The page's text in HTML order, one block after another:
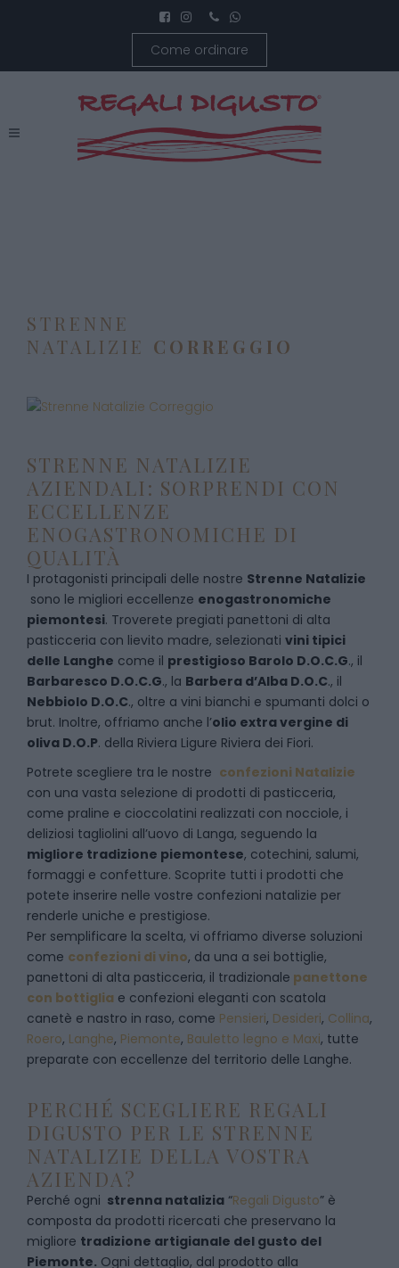
Come ordinare
STRENNE
NATALIZIE CORREGGIO
STRENNE NATALIZIE
AZIENDALI: SORPRENDI CON
ECCELLENZE
ENOGASTRONOMICHE DI
QUALITÀ
I protagonisti principali delle nostre Strenne Natalizie
sono le migliori eccellenze enogastronomiche
piemontesi. Troverete pregiati panettoni di alta
pasticceria con lievito madre, selezionati vini tipici
delle Langhe come il prestigioso Barolo D.O.C.G., il
Barbaresco D.O.C.G., la Barbera d’Alba D.O.C., il
Nebbiolo D.O.C., oltre a vini bianchi e spumanti dolci o
brut. Inoltre, offriamo anche l’olio extra vergine di
oliva D.O.P. della Riviera Ligure Riviera dei Fiori.
Potrete scegliere tra le nostre confezioni Natalizie
con una vasta selezione di prodotti di pasticceria,
come praline e cioccolatini realizzati con nocciole, i
deliziosi tagliolini all’uovo di Langa, seguendo la
migliore tradizione piemontese, cotechini, salumi,
formaggi e confetture. Scoprite tutti i prodotti che
potete inserire nelle vostre confezioni natalizie per
renderle uniche e prestigiose.
Per semplificare la scelta, vi offriamo diverse soluzioni
come confezioni di vino, da una a sei bottiglie,
panettoni di alta pasticceria, il tradizionale panettone
con bottiglia e confezioni eleganti con scatola
canetè e nastro in raso, come Pensieri, Desideri, Collina,
Roero, Langhe, Piemonte, Bauletto legno e Maxi, tutte
preparate con eccellenze del territorio delle Langhe.
PERCHÉ SCEGLIERE REGALI
DIGUSTO PER LE STRENNE
NATALIZIE DELLA VOSTRA
AZIENDA?
Perché ogni strenna natalizia “Regali Digusto” è
composta da prodotti ricercati che preservano la
migliore tradizione artigianale del gusto del
Piemonte. Ogni dettaglio, dal prodotto alla